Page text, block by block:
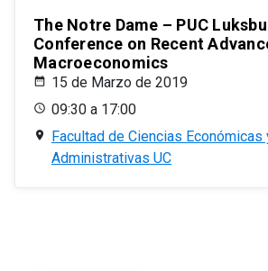
The Notre Dame – PUC
Conference on Recent
Macroeconomics
15 de Marzo de 2019
09:30 a 17:00
Facultad de Ciencias Económicas
Administrativas UC